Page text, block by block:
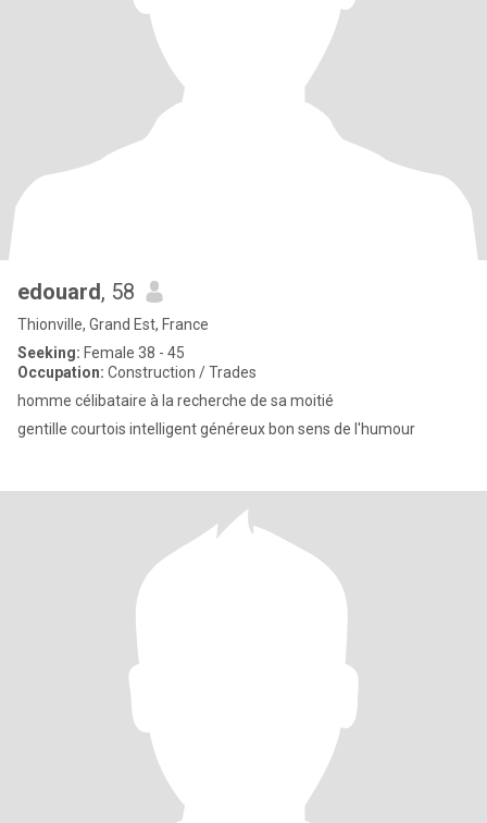
edouard, 58
Thionville, Grand Est, France
Seeking: Female 38 - 45
Occupation: Construction / Trades
homme célibataire à la recherche de sa moitié
gentille courtois intelligent généreux bon sens de l'humour